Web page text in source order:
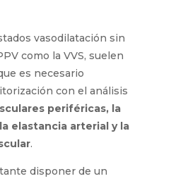
vasodilatación sin
como la VVS, suelen
es necesario
con el análisis
periféricas, la
elastancia arterial y la
.
disponer de un